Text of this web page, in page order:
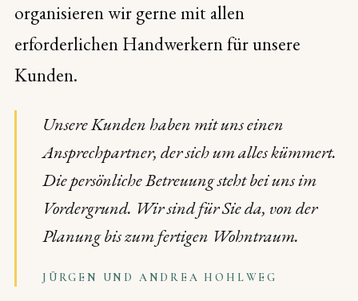
organisieren wir gerne mit allen
erforderlichen Handwerkern für unsere
Kunden.
Unsere Kunden haben mit uns einen
Ansprechpartner, der sich um alles kümmert.
Die persönliche Betreuung steht bei uns im
Vordergrund. Wir sind für Sie da, von der
Planung bis zum fertigen Wohntraum.
JÜRGEN UND ANDREA HOHLWEG